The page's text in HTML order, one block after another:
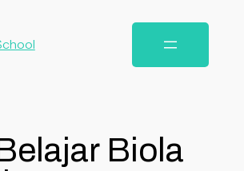
Biola